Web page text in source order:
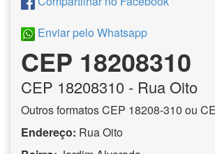
Enviar pelo Whatsapp
CEP 18208310
CEP 18208310 - Rua Oito
Outros formatos CEP 18208-310 ou
Endereço: Rua Oito